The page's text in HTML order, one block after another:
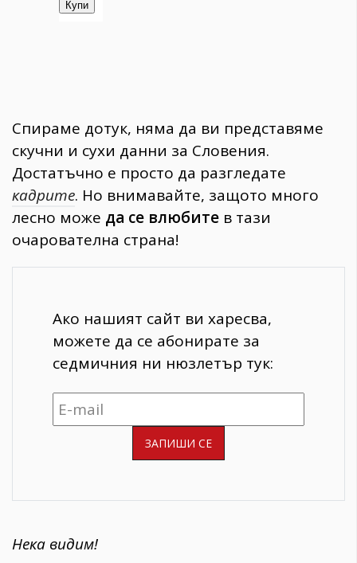
Спираме дотук, няма да ви представяме
скучни и сухи данни за Словения.
Достатъчно е просто да разгледате
кадрите. Но внимавайте, защото много
лесно може да се влюбите в тази
очарователна страна!
Ако нашият сайт ви харесва,
можете да се абонирате за
седмичния ни нюзлетър тук:
Нека видим!